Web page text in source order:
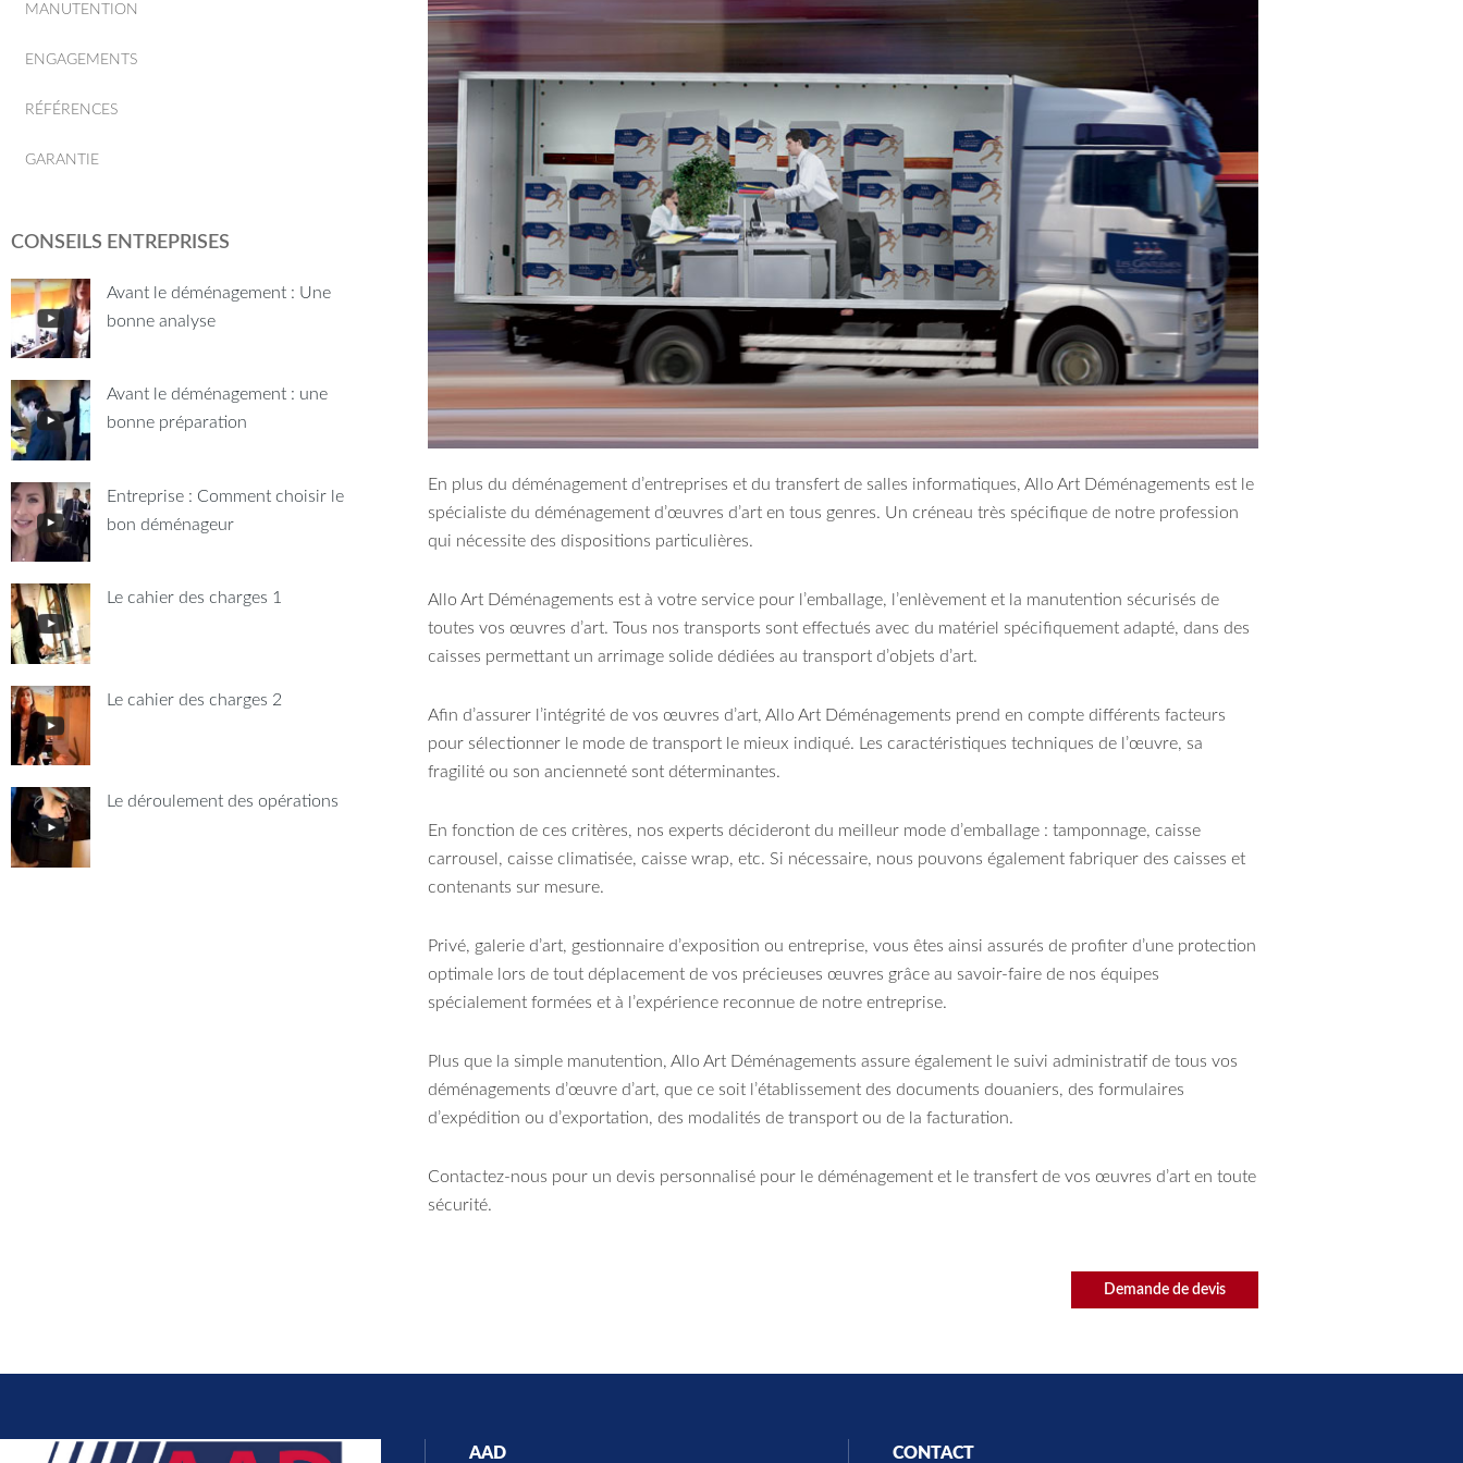
MANUTENTION
ENGAGEMENTS
RÉFÉRENCES
GARANTIE
CONSEILS ENTREPRISES
Avant le déménagement : Une
bonne analyse
Avant le déménagement : une
bonne préparation
Entreprise : Comment choisir le
bon déménageur
Le cahier des charges 1
Le cahier des charges 2
Le déroulement des opérations
En plus du déménagement d’entreprises et du transfert de salles informatiques, Allo Art Déménagements est le
spécialiste du déménagement d’œuvres d’art en tous genres. Un créneau très spécifique de notre profession
qui nécessite des dispositions particulières.
Allo Art Déménagements est à votre service pour l’emballage, l’enlèvement et la manutention sécurisés de
toutes vos œuvres d’art. Tous nos transports sont effectués avec du matériel spécifiquement adapté, dans des
caisses permettant un arrimage solide dédiées au transport d’objets d’art.
Afin d’assurer l’intégrité de vos œuvres d’art, Allo Art Déménagements prend en compte différents facteurs
pour sélectionner le mode de transport le mieux indiqué. Les caractéristiques techniques de l’œuvre, sa
fragilité ou son ancienneté sont déterminantes.
En fonction de ces critères, nos experts décideront du meilleur mode d’emballage : tamponnage, caisse
carrousel, caisse climatisée, caisse wrap, etc. Si nécessaire, nous pouvons également fabriquer des caisses et
contenants sur mesure.
Privé, galerie d’art, gestionnaire d’exposition ou entreprise, vous êtes ainsi assurés de profiter d’une protection
optimale lors de tout déplacement de vos précieuses œuvres grâce au savoir-faire de nos équipes
spécialement formées et à l’expérience reconnue de notre entreprise.
Plus que la simple manutention, Allo Art Déménagements assure également le suivi administratif de tous vos
déménagements d’œuvre d’art, que ce soit l’établissement des documents douaniers, des formulaires
d’expédition ou d’exportation, des modalités de transport ou de la facturation.
Contactez-nous pour un devis personnalisé pour le déménagement et le transfert de vos œuvres d’art en toute
sécurité.
Demande de devis
AAD CONTACT